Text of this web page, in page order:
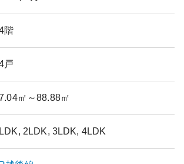
階
戸
㎡ ～88.88㎡
2LDK, 3LDK, 4LDK